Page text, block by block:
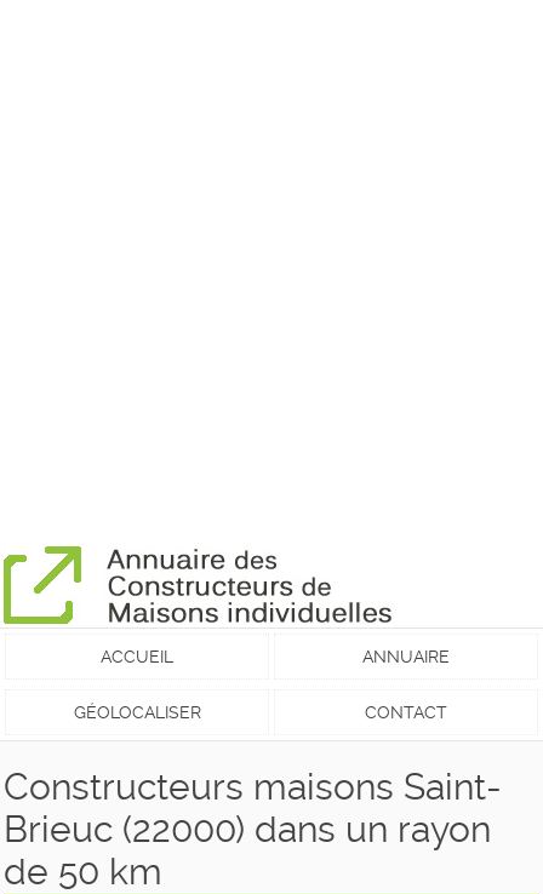
ACCUEIL ANNUAIRE
GÉOLOCALISER CONTACT
Constructeurs maisons Saint-
Brieuc (22000) dans un rayon
de 50 km